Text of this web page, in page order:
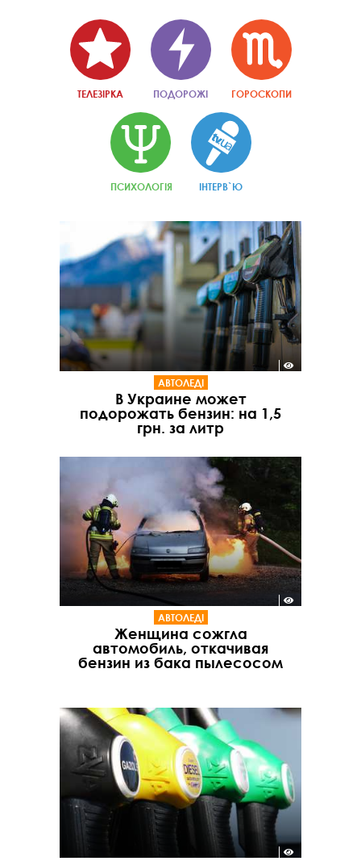
ТЕЛЕЗІРКА ПОДОРОЖІ ГОРОСКОПИ
ПСИХОЛОГІЯ ІНТЕРВ`Ю
АВТОЛЕДІ
В Украине может
подорожать бензин: на 1,5
грн. за литр
АВТОЛЕДІ
Женщина сожгла
автомобиль, откачивая
бензин из бака пылесосом